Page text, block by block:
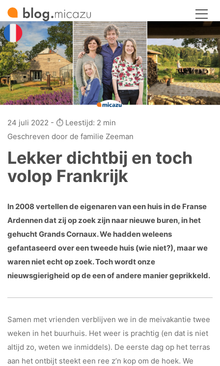
24 juli 2022 - ⏱️ Leestijd: 2 min
Geschreven door de familie Zeeman
Lekker dichtbij en toch
volop Frankrijk
In 2008 vertellen de eigenaren van een huis in de Franse
Ardennen dat zij op zoek zijn naar nieuwe buren, in het
gehucht Grands Cornaux. We hadden weleens
gefantaseerd over een tweede huis (wie niet?), maar we
waren niet echt op zoek. Toch wordt onze
nieuwsgierigheid op de een of andere manier geprikkeld.
Samen met vrienden verblijven we in de meivakantie twee
weken in het buurhuis. Het weer is prachtig (en dat is niet
altijd zo, weten we inmiddels). De eerste dag op het terras
aan het ontbijt steekt een ree z’n kop om de hoek. We